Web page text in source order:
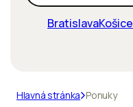
BratislavaKošice
Hlavná stránka Ponuky